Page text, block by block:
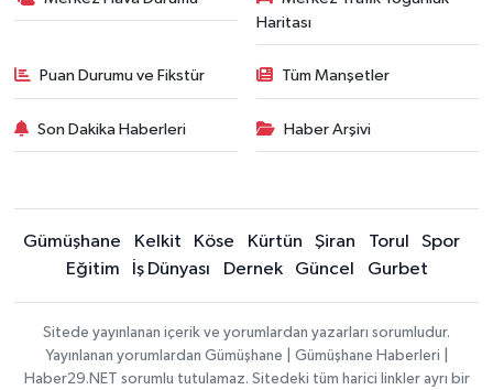
Haritası
Puan Durumu ve Fikstür Tüm Manşetler
Son Dakika Haberleri Haber Arşivi
Gümüşhane Kelkit Köse Kürtün Şiran Torul
Spor
Eğitim
İş Dünyası Dernek Güncel Gurbet
Sitede yayınlanan içerik ve yorumlardan yazarları sorumludur.
Yayınlanan yorumlardan Gümüşhane | Gümüşhane Haberleri |
Haber29.NET sorumlu tutulamaz. Sitedeki tüm harici linkler ayrı bir